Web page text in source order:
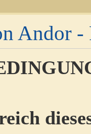
Andor -